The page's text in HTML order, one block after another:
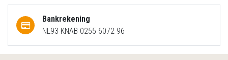
Bankrekening
NL93 KNAB 0255 6072 96